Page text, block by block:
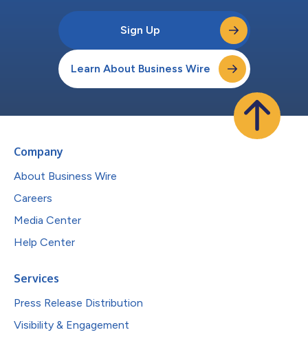
Sign Up
Learn About Business Wire
Company
About Business Wire
Careers
Media Center
Help Center
Services
Press Release Distribution
Visibility & Engagement